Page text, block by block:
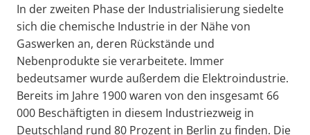
In der zweiten Phase der Industrialisierung siedelte
sich die chemische Industrie in der Nähe von
Gaswerken an, deren Rückstände und
Nebenprodukte sie verarbeitete. Immer
bedeutsamer wurde außerdem die Elektroindustrie.
Bereits im Jahre 1900 waren von den insgesamt 66
000 Beschäftigten in diesem Industriezweig in
Deutschland rund 80 Prozent in Berlin zu finden. Die